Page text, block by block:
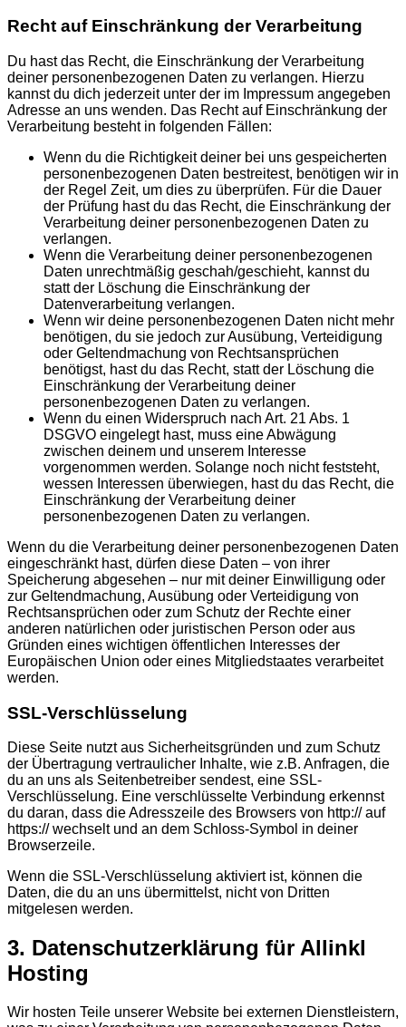
Recht auf Einschränkung der Verarbeitung
Du hast das Recht, die Einschränkung der Verarbeitung
deiner personenbezogenen Daten zu verlangen. Hierzu
kannst du dich jederzeit unter der im Impressum angegeben
Adresse an uns wenden. Das Recht auf Einschränkung der
Verarbeitung besteht in folgenden Fällen:
Wenn du die Richtigkeit deiner bei uns gespeicherten
personenbezogenen Daten bestreitest, benötigen wir in
der Regel Zeit, um dies zu überprüfen. Für die Dauer
der Prüfung hast du das Recht, die Einschränkung der
Verarbeitung deiner personenbezogenen Daten zu
verlangen.
Wenn die Verarbeitung deiner personenbezogenen
Daten unrechtmäßig geschah/geschieht, kannst du
statt der Löschung die Einschränkung der
Datenverarbeitung verlangen.
Wenn wir deine personenbezogenen Daten nicht mehr
benötigen, du sie jedoch zur Ausübung, Verteidigung
oder Geltendmachung von Rechtsansprüchen
benötigst, hast du das Recht, statt der Löschung die
Einschränkung der Verarbeitung deiner
personenbezogenen Daten zu verlangen.
Wenn du einen Widerspruch nach Art. 21 Abs. 1
DSGVO eingelegt hast, muss eine Abwägung
zwischen deinem und unserem Interesse
vorgenommen werden. Solange noch nicht feststeht,
wessen Interessen überwiegen, hast du das Recht, die
Einschränkung der Verarbeitung deiner
personenbezogenen Daten zu verlangen.
Wenn du die Verarbeitung deiner personenbezogenen Daten
eingeschränkt hast, dürfen diese Daten – von ihrer
Speicherung abgesehen – nur mit deiner Einwilligung oder
zur Geltendmachung, Ausübung oder Verteidigung von
Rechtsansprüchen oder zum Schutz der Rechte einer
anderen natürlichen oder juristischen Person oder aus
Gründen eines wichtigen öffentlichen Interesses der
Europäischen Union oder eines Mitgliedstaates verarbeitet
werden.
SSL-Verschlüsselung
Diese Seite nutzt aus Sicherheitsgründen und zum Schutz
der Übertragung vertraulicher Inhalte, wie z.B. Anfragen, die
du an uns als Seitenbetreiber sendest, eine SSL-
Verschlüsselung. Eine verschlüsselte Verbindung erkennst
du daran, dass die Adresszeile des Browsers von http:// auf
https:// wechselt und an dem Schloss-Symbol in deiner
Browserzeile.
Wenn die SSL-Verschlüsselung aktiviert ist, können die
Daten, die du an uns übermittelst, nicht von Dritten
mitgelesen werden.
3. Datenschutzerklärung für Allinkl
Hosting
Wir hosten Teile unserer Website bei externen Dienstleistern,